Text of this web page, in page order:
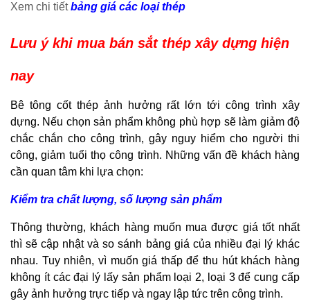
Xem chi tiếtbảng giá các loại thép
Lưu ý khi mua bán sắt thép xây dựng hiện
nay
Bê tông cốt thép ảnh hưởng rất lớn tới công trình xây
dựng. Nếu chọn sản phẩm không phù hợp sẽ làm giảm độ
chắc chắn cho công trình, gây nguy hiểm cho người thi
công, giảm tuổi thọ công trình. Những vấn đề khách hàng
cần quan tâm khi lựa chọn:
Kiểm tra chất lượng, số lượng sản phẩm
Thông thường, khách hàng muốn mua được giá tốt nhất
thì sẽ cập nhật và so sánh bảng giá của nhiều đại lý khác
nhau. Tuy nhiên, vì muốn giá thấp để thu hút khách hàng
không ít các đại lý lấy sản phẩm loại 2, loại 3 để cung cấp
gây ảnh hưởng trực tiếp và ngay lập tức trên công trình.